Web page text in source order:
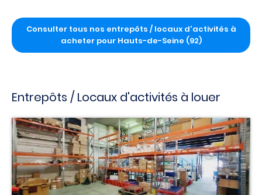
Consulter tous nos entrepôts / locaux d'activités à
acheter pour Hauts-de-Seine (92)
Entrepôts / Locaux d'activités à louer